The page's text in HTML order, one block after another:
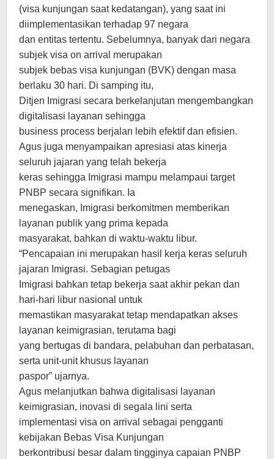
(visa kunjungan saat kedatangan), yang saat ini
diimplementasikan terhadap 97 negara
dan entitas tertentu. Sebelumnya, banyak dari negara
subjek visa on arrival merupakan
subjek bebas visa kunjungan (BVK) dengan masa
berlaku 30 hari. Di samping itu,
Ditjen Imigrasi secara berkelanjutan mengembangkan
digitalisasi layanan sehingga
business process berjalan lebih efektif dan efisien.
Agus juga menyampaikan apresiasi atas kinerja
seluruh jajaran yang telah bekerja
keras sehingga Imigrasi mampu melampaui target
PNBP secara signifikan. Ia
menegaskan, Imigrasi berkomitmen memberikan
layanan publik yang prima kepada
masyarakat, bahkan di waktu-waktu libur.
“Pencapaian ini merupakan hasil kerja keras seluruh
jajaran Imigrasi. Sebagian petugas
Imigrasi bahkan tetap bekerja saat akhir pekan dan
hari-hari libur nasional untuk
memastikan masyarakat tetap mendapatkan akses
layanan keimigrasian, terutama bagi
yang bertugas di bandara, pelabuhan dan perbatasan,
serta unit-unit khusus layanan
paspor” ujarnya.
Agus melanjutkan bahwa digitalisasi layanan
keimigrasian, inovasi di segala lini serta
implementasi visa on arrival sebagai pengganti
kebijakan Bebas Visa Kunjungan
berkontribusi besar dalam tingginya capaian PNBP